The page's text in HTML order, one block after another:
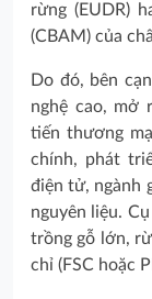
rừng (EUDR)
(CBAM) của
Do đó, bên
nghệ cao, mở
tiến thương
chính, phát
điện tử, ngành
nguyên liệu.
trồng gỗ lớn,
chỉ (FSC hoặc